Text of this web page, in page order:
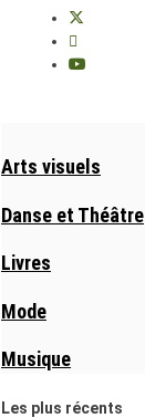
Arts visuels
Danse et Théâtre
Livres
Mode
Musique
Les plus récents